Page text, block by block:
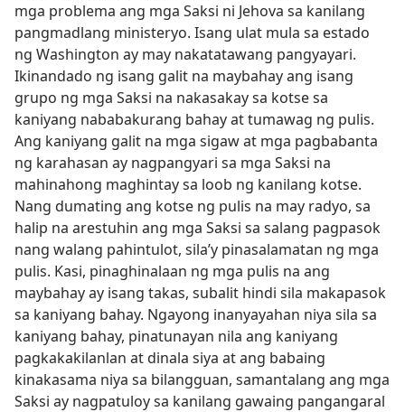
mga problema ang mga Saksi ni Jehova sa kanilang
pangmadlang ministeryo. Isang ulat mula sa estado
ng Washington ay may nakatatawang pangyayari.
Ikinandado ng isang galit na maybahay ang isang
grupo ng mga Saksi na nakasakay sa kotse sa
kaniyang nababakurang bahay at tumawag ng pulis.
Ang kaniyang galit na mga sigaw at mga pagbabanta
ng karahasan ay nagpangyari sa mga Saksi na
mahinahong maghintay sa loob ng kanilang kotse.
Nang dumating ang kotse ng pulis na may radyo, sa
halip na arestuhin ang mga Saksi sa salang pagpasok
nang walang pahintulot, sila’y pinasalamatan ng mga
pulis. Kasi, pinaghinalaan ng mga pulis na ang
maybahay ay isang takas, subalit hindi sila makapasok
sa kaniyang bahay. Ngayong inanyayahan niya sila sa
kaniyang bahay, pinatunayan nila ang kaniyang
pagkakakilanlan at dinala siya at ang babaing
kinakasama niya sa bilangguan, samantalang ang mga
Saksi ay nagpatuloy sa kanilang gawaing pangangaral